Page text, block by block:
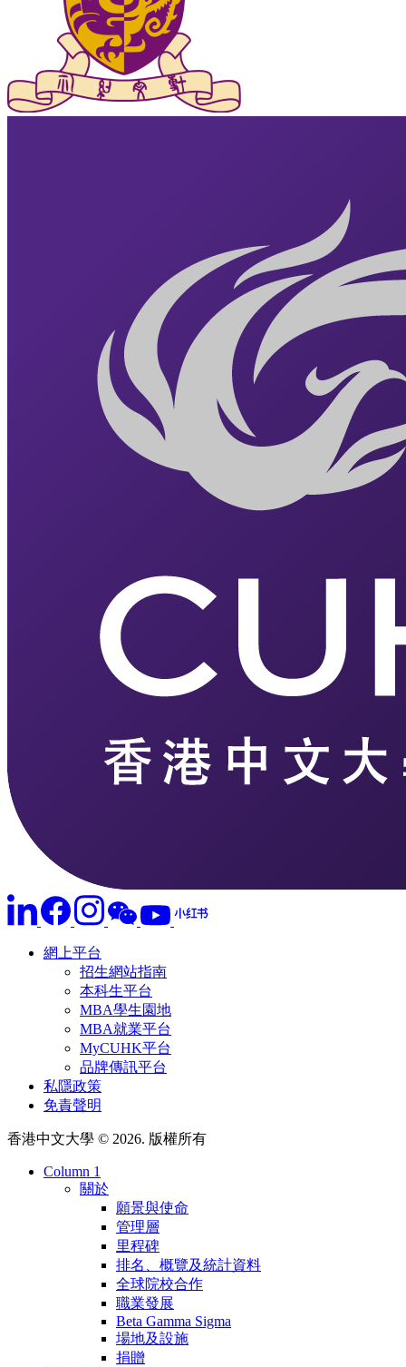
網上平台
招生網站指南
本科生平台
MBA學生園地
MBA就業平台
MyCUHK平台
品牌傳訊平台
私隱政策
免責聲明
香港中文大學 © 2026. 版權所有
Column 1
關於
願景與使命
管理層
里程碑
排名、概覽及統計資料
全球院校合作
職業發展
Beta Gamma Sigma
場地及設施
捐贈